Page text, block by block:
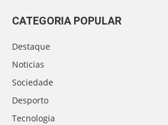
CATEGORIA POPULAR
Destaque
Noticias
Sociedade
Desporto
Tecnologia